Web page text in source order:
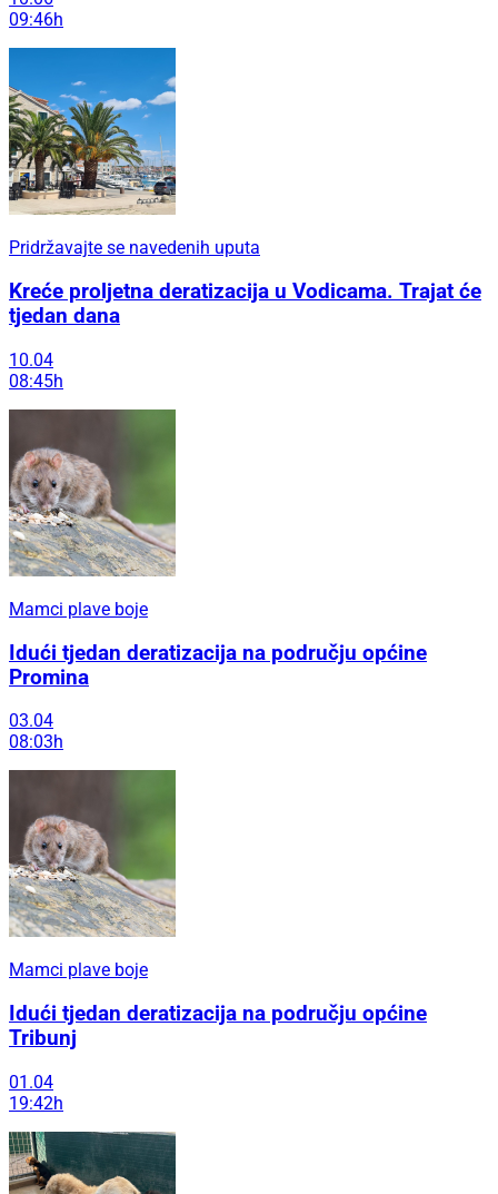
09:46h
Pridržavajte se navedenih uputa
Kreće proljetna deratizacija u Vodicama. Trajat će
tjedan dana
10.04
08:45h
Mamci plave boje
Idući tjedan deratizacija na području općine
Promina
03.04
08:03h
Mamci plave boje
Idući tjedan deratizacija na području općine
Tribunj
01.04
19:42h